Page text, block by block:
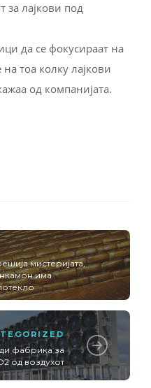
за лајкови под
да се фокусираат на
тоа колку лајкови
од компанијата.
мистеријата,
има
фабрика за
од воздухот